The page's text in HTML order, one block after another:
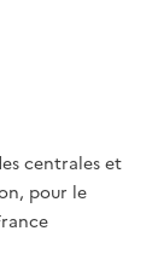
centrales et
pour le